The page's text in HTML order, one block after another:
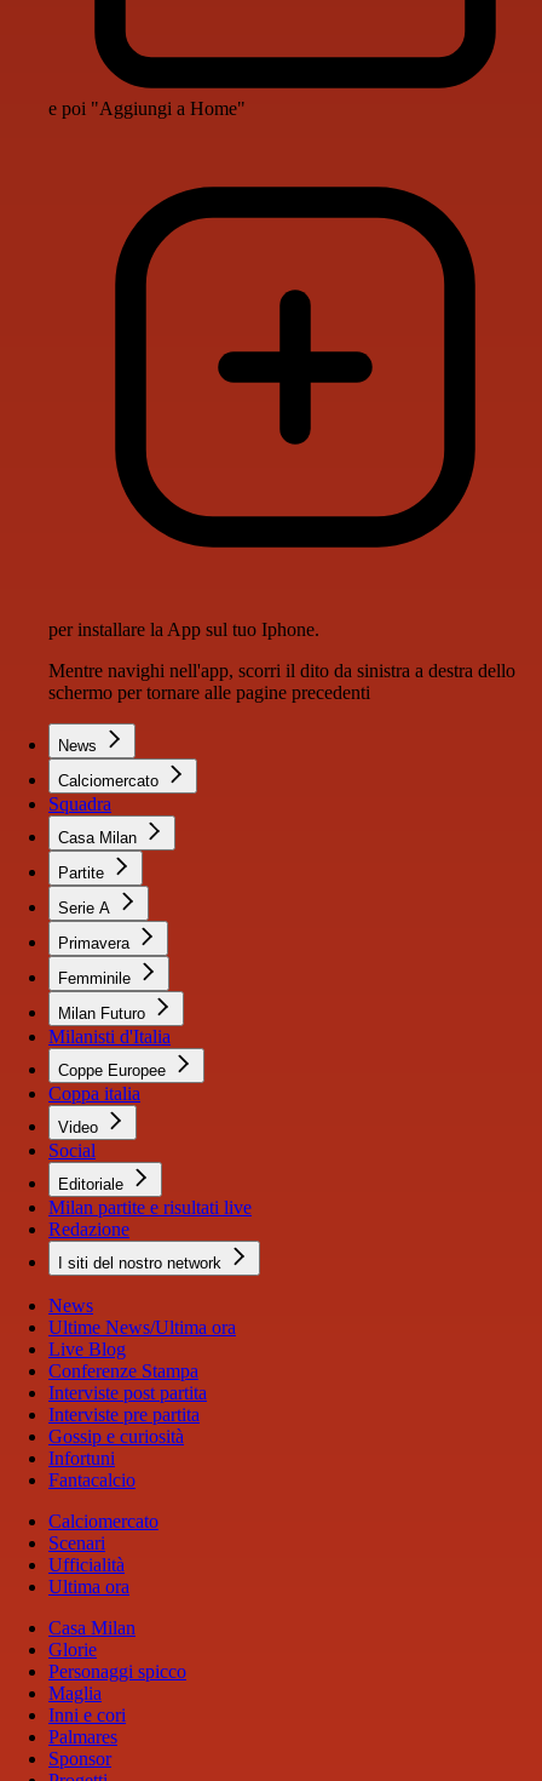
e poi "Aggiungi a Home"
per installare la App sul tuo Iphone.
Mentre navighi nell'app, scorri il dito da sinistra a destra dello
schermo per tornare alle pagine precedenti
News
Calciomercato
Squadra
Casa Milan
Partite
Serie A
Primavera
Femminile
Milan Futuro
Milanisti d'Italia
Coppe Europee
Coppa italia
Video
Social
Editoriale
Milan partite e risultati live
Redazione
I siti del nostro network
News
Ultime News/Ultima ora
Live Blog
Conferenze Stampa
Interviste post partita
Interviste pre partita
Gossip e curiosità
Infortuni
Fantacalcio
Calciomercato
Scenari
Ufficialità
Ultima ora
Casa Milan
Glorie
Personaggi spicco
Maglia
Inni e cori
Palmares
Sponsor